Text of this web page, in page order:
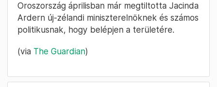
Oroszország áprilisban már megtiltotta Jacinda
Ardern új-zélandi miniszterelnöknek és számos
politikusnak, hogy belépjen a területére.
(via The Guardian)